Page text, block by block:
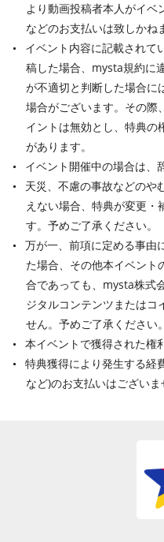
より動画投稿者本人がイベ
などのお支払いは致しかね
イベント内容に記載されて
稿した場合、mysta規約に
が不適切と判断した場合に
場合がございます。その際
イントは無効とし、特典の
があります。
イベント開催中の場合は、
天災、不慮の事故などのや
えない場合、特典が変更・
す。予めご了承ください。
万が一、前項に定める事由
た場合、その他本イベント
合であっても、mysta株式
ジタルコンテンツまたはコ
せん。予めご了承ください。
本イベントで獲得された権
特典獲得により発生する経
など)のお支払いはございま